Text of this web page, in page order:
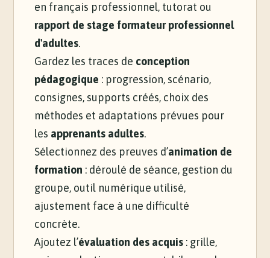
en français professionnel, tutorat ou
rapport de stage formateur professionnel
d'adultes.
Gardez les traces de conception
pédagogique : progression, scénario,
consignes, supports créés, choix des
méthodes et adaptations prévues pour
les apprenants adultes.
Sélectionnez des preuves d’animation de
formation : déroulé de séance, gestion du
groupe, outil numérique utilisé,
ajustement face à une difficulté
concrète.
Ajoutez l’évaluation des acquis : grille,